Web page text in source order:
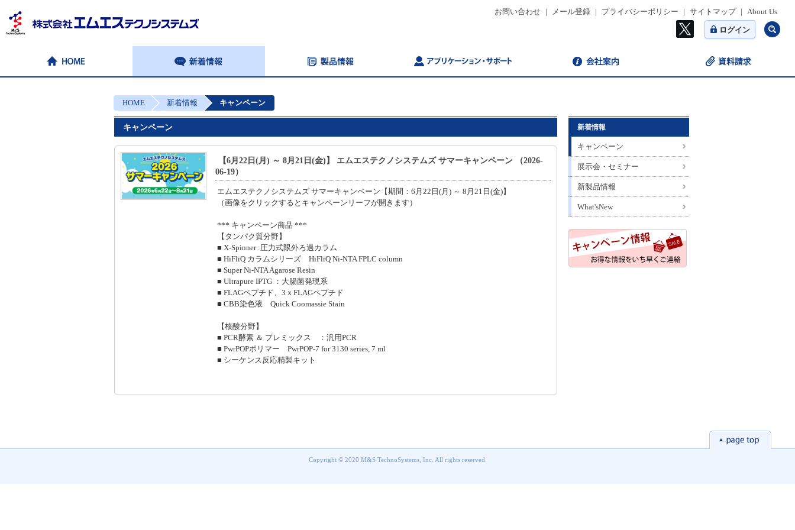
お問い合わせ | メール登録 | プライバシーポリシー | サイトマップ | About Us
ログイン
HOME 新着情報 キャンペーン
キャンペーン
【6月22日(月) ～ 8月21日(金)】 エムエステクノシステムズ サマーキャンペーン （2026-
06-19）
エムエステクノシステムズ サマーキャンペーン【期間：6月22日(月) ～ 8月21日(金)】
（画像をクリックするとキャンペーンリーフが開きます）
*** キャンペーン商品 ***
【タンパク質分野】
■ X-Spinner :圧力式限外ろ過カラム
■ HiFliQ カラムシリーズ HiFliQ Ni-NTA FPLC column
■ Super Ni-NTA Agarose Resin
■ Ultrapure IPTG ：大腸菌発現系
■ FLAGペプチド、3ｘFLAGペプチド
■ CBB染色液 Quick Coomassie Stain
【核酸分野】
■ PCR酵素 ＆ プレミックス ：汎用PCR
■ PwrPOPポリマー PwrPOP-7 for 3130 series, 7 ml
■ シーケンス反応精製キット
新着情報
キャンペーン
展示会・セミナー
新製品情報
What'sNew
Copyright © 2020 M&S TechnoSystems, Inc. All rights reserved.